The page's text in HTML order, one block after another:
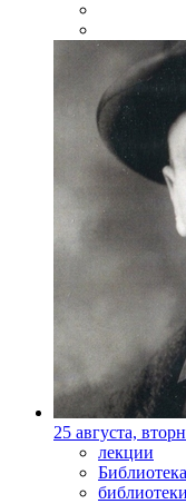
25 августа,
лекции
библиотеки